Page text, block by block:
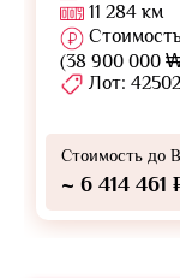
11 284 км
(38 900 000
Лот:
Стоимость до
~ 6 414 461